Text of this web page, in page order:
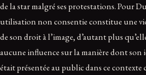
de la star malgré ses protestations. Pour
utilisation non consentie constitue une
de son droit à l’image, d’autant plus
aucune influence sur la manière dont son
était présentée au public dans ce contexte